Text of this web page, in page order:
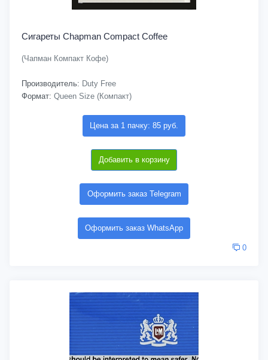
Сигареты Chapman Compact Coffee
(Чапман Компакт Кофе)
Производитель: Duty Free
Формат: Queen Size (Компакт)
Цена за 1 пачку: 85 руб.
Добавить в корзину
Оформить заказ Telegram
Оформить заказ WhatsApp
0